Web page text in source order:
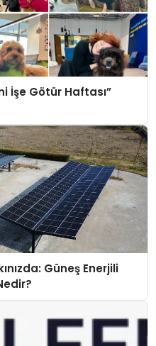
İşe Götür Haftası”
Güneş Enerjili